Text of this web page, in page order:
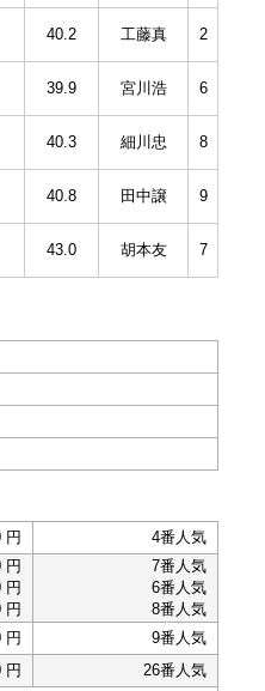
40.2 工藤真 2
39.9 宮川浩 6
40.3 細川忠 8
40.8 田中譲 9
43.0 胡本友 7
円 4番人気
円
円
円
7番人気
6番人気
8番人気
円
9番人気
円
26番人気